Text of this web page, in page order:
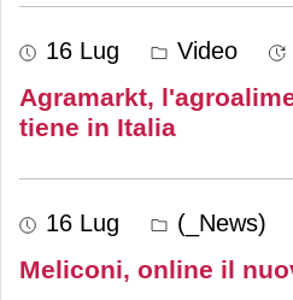
16 Lug Video
Agramarkt,
tiene in Italia
16 Lug (_News)
Meliconi, online il